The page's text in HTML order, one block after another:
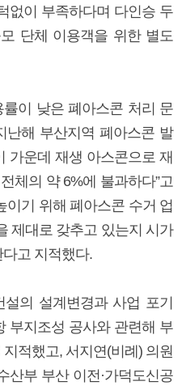
없이 부족하다며 다인승 두
단체 이용객을 위한 별도
이 낮은 폐아스콘 처리 문
난해 부산지역 폐아스콘 발
가운데 재생 아스콘으로 재
체의 약 6%에 불과하다”고
이기 위해 폐아스콘 수거 업
제대로 갖추고 있는지 시가
고 지적했다.
설의 설계변경과 사업 포기
부지조성 공사와 관련해 부
적했고, 서지연(비례) 의원
산부 부산 이전·가덕도신공